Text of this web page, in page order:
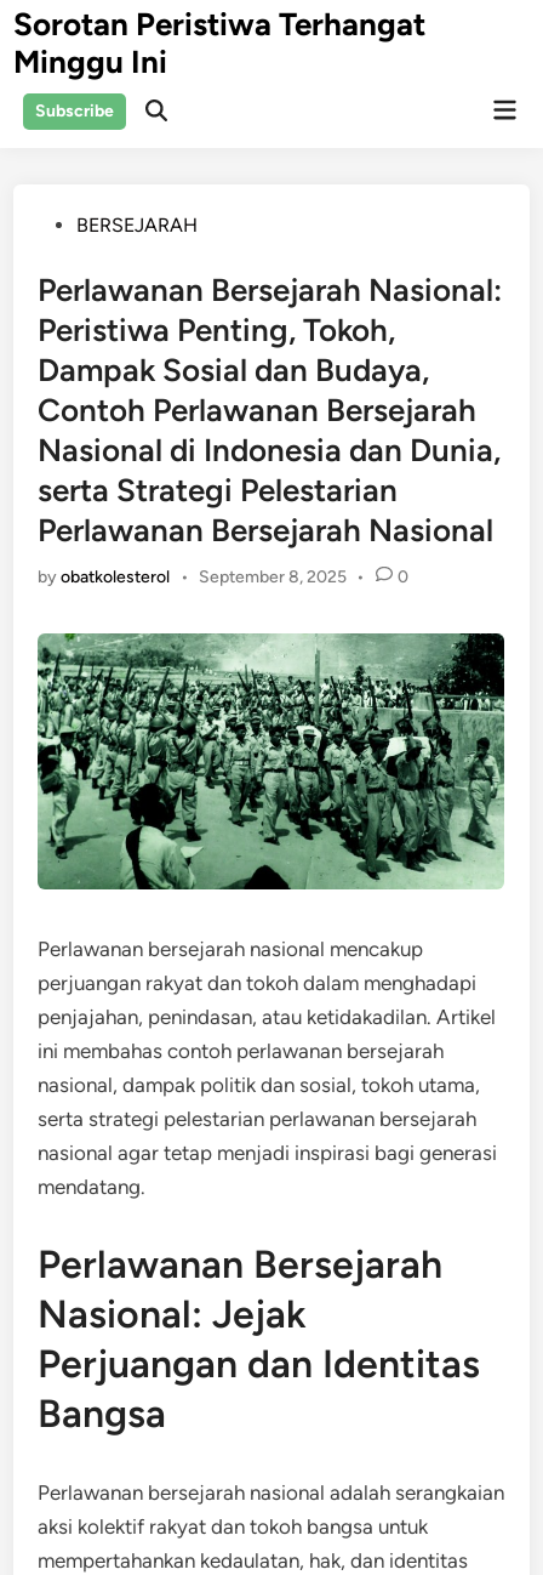
Skip
to
content
Sorotan Peristiwa Terhangat
Minggu Ini
Subscribe
Open
PostedBERSEJARAH
Perlawanan Bersejarah Nasional:
Peristiwa Penting, Tokoh,
Dampak Sosial dan Budaya,
Contoh Perlawanan Bersejarah
Nasional di Indonesia dan Dunia,
serta Strategi Pelestarian
Perlawanan Bersejarah Nasional
byobatkolesterol • September 8, 2025 • 0
Perlawanan bersejarah nasional mencakup
perjuangan rakyat dan tokoh dalam menghadapi
penjajahan, penindasan, atau ketidakadilan. Artikel
ini membahas contoh perlawanan bersejarah
nasional, dampak politik dan sosial, tokoh utama,
serta strategi pelestarian perlawanan bersejarah
nasional agar tetap menjadi inspirasi bagi generasi
mendatang.
Perlawanan Bersejarah
Nasional: Jejak
Perjuangan dan Identitas
Bangsa
Perlawanan bersejarah nasional adalah serangkaian
aksi kolektif rakyat dan tokoh bangsa untuk
mempertahankan kedaulatan, hak, dan identitas